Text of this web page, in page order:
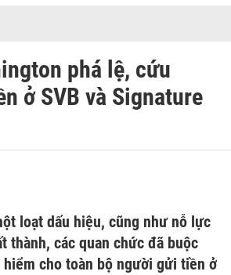
phá lệ, cứu
ở SVB và Signature
loạt dấu hiệu, cũng như nỗ lực
thành, các quan chức đã buộc
hiểm cho toàn bộ người gửi tiền ở